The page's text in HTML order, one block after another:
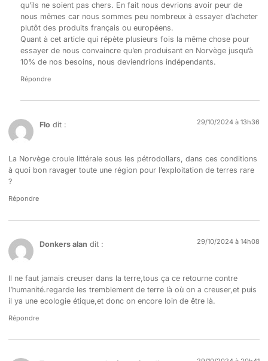
qu’ils ne soient pas chers. En fait nous devrions avoir peur de
nous mêmes car nous sommes peu nombreux à essayer d’acheter
plutôt des produits français ou européens.
Quant à cet article qui répète plusieurs fois la même chose pour
essayer de nous convaincre qu’en produisant en Norvège jusqu’à
10% de nos besoins, nous deviendrions indépendants.
Répondre
Flo dit : 29/10/2024 à 13h36
La Norvège croule littérale sous les pétrodollars, dans ces conditions
à quoi bon ravager toute une région pour l’exploitation de terres rare
?
Répondre
Donkers alan dit : 29/10/2024 à 14h08
Il ne faut jamais creuser dans la terre,tous ça ce retourne contre
l’humanité.regarde les tremblement de terre là où on a creuser,et puis
il ya une ecologie étique,et donc on encore loin de être là.
Répondre